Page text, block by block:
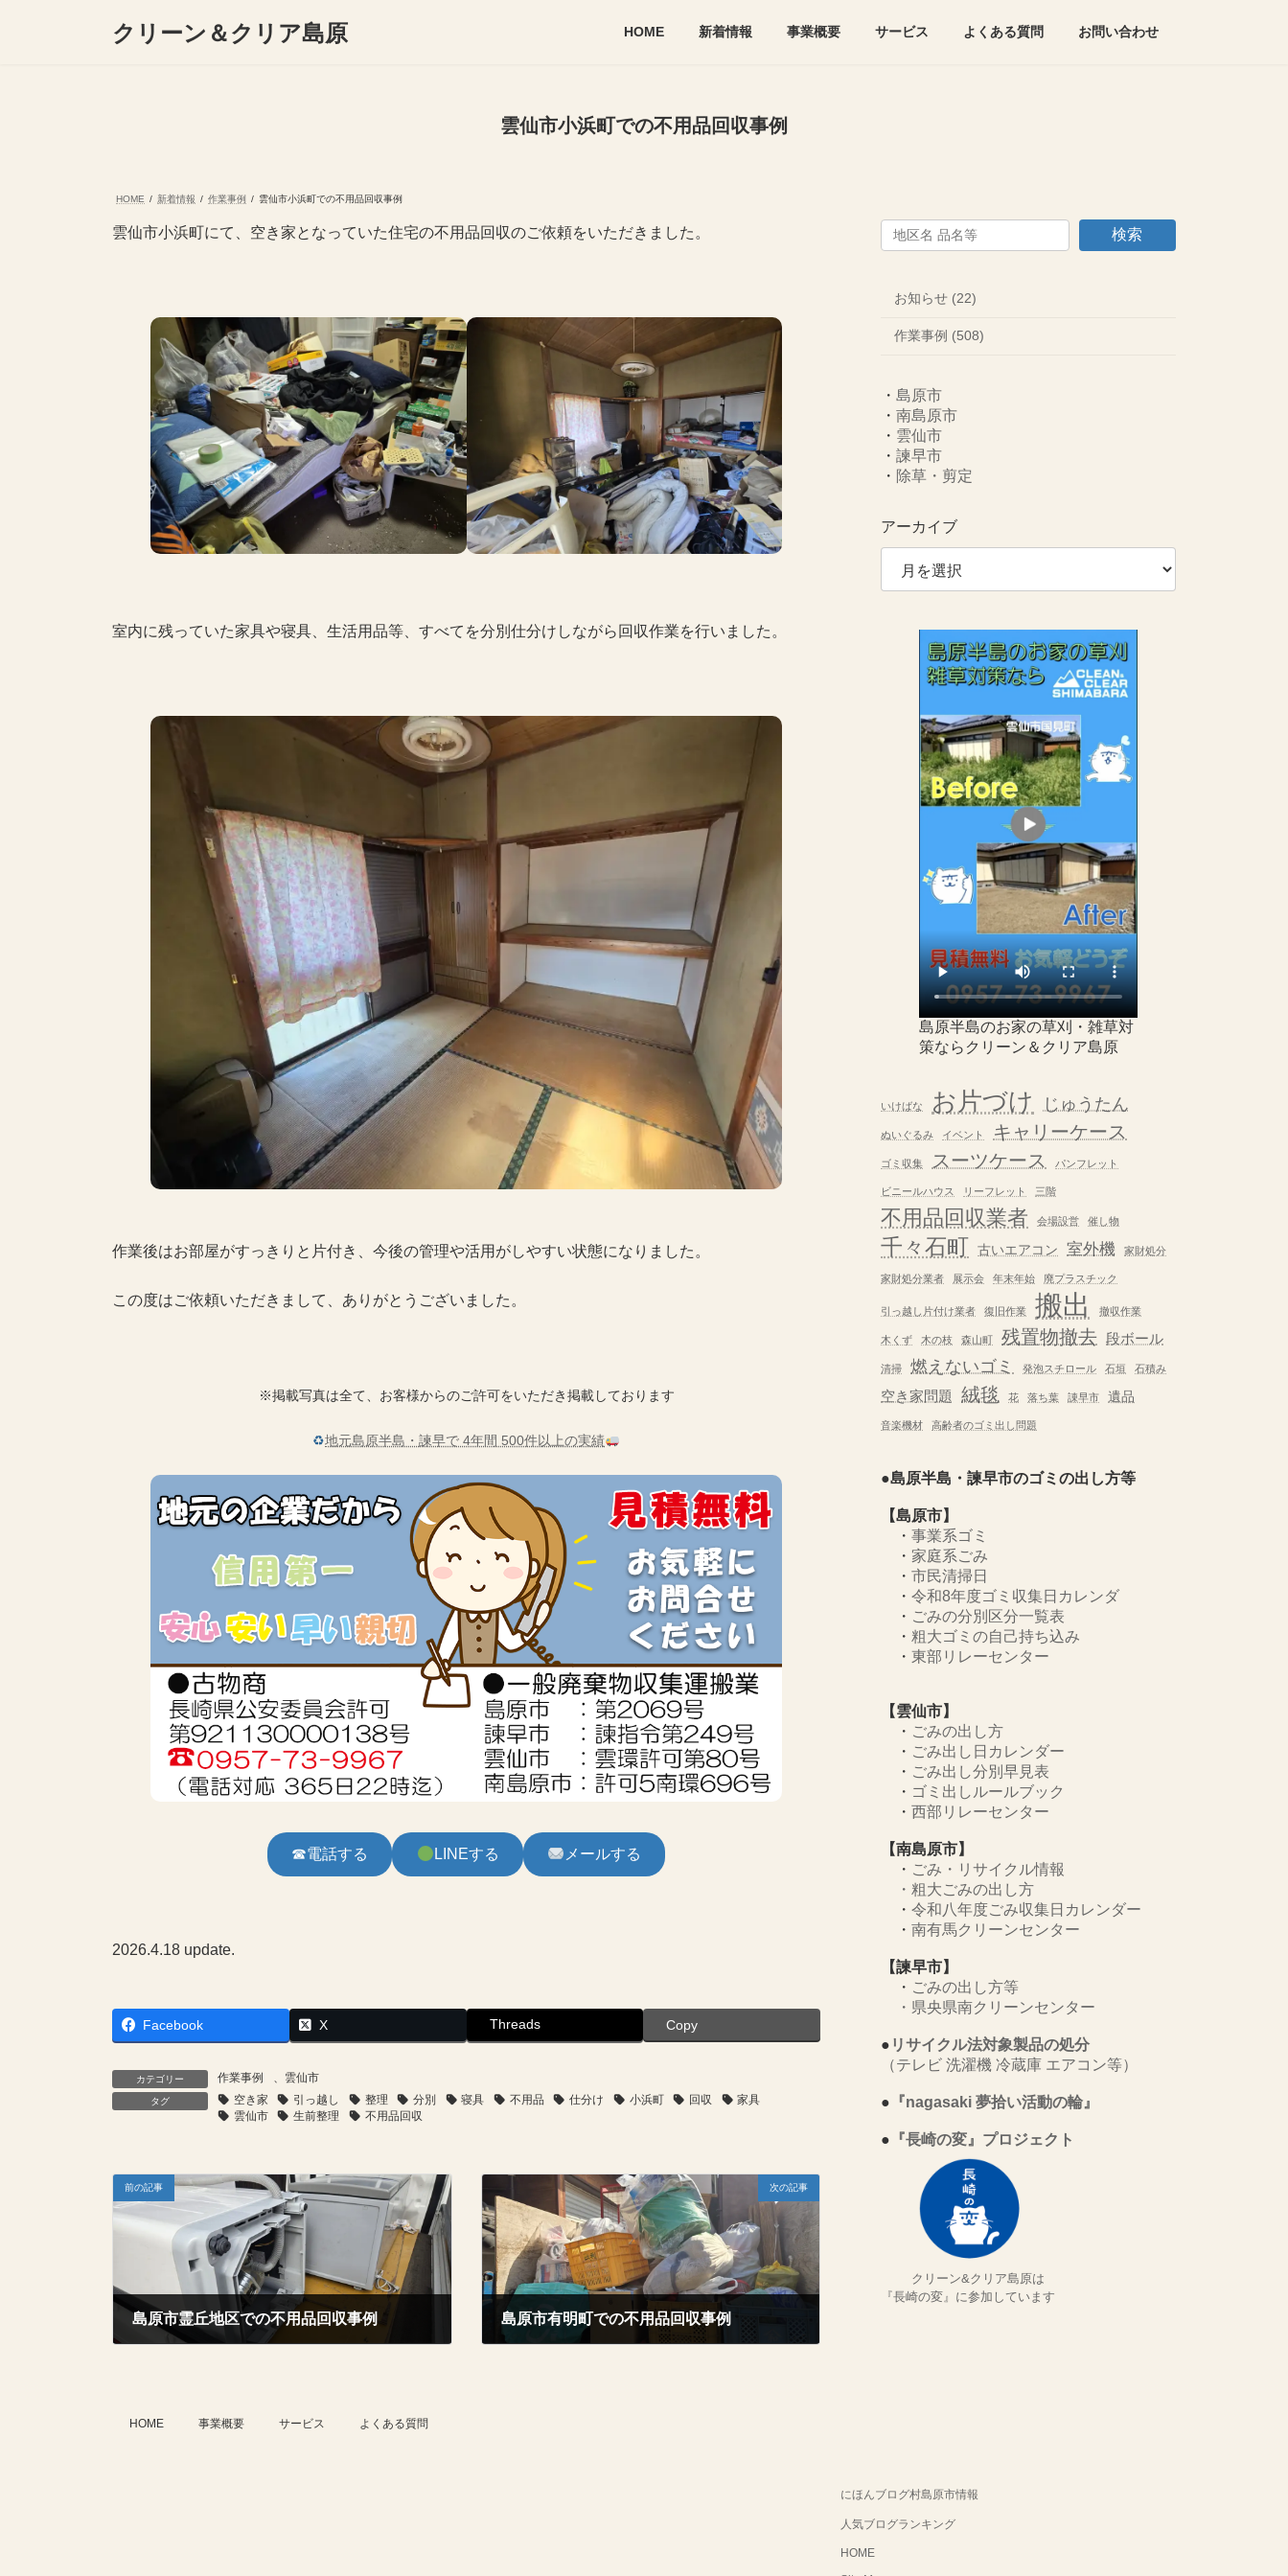
クリーン＆クリア島原 HOME 新着情報 事業概要 サービス よくある質問 お問い合わせ
雲仙市小浜町での不用品回収事例
HOME 新着情報 作業事例 雲仙市小浜町での不用品回収事例
雲仙市小浜町にて、空き家となっていた住宅の不用品回収のご依頼をいただきました。
室内に残っていた家具や寝具、生活用品等、すべてを分別仕分けしながら回収作業を行いました。
作業後はお部屋がすっきりと片付き、今後の管理や活用がしやすい状態になりました。
この度はご依頼いただきまして、ありがとうございました。
※掲載写真は全て、お客様からのご許可をいただき掲載しております
♻地元島原半島・諫早で 4年間 500件以上の実績
☎電話する LINEする メールする
2026.4.18 update.
Facebook X Threads Copy
カテゴリー 作業事例 雲仙市
タグ 空き家 引っ越し 整理 分別 寝具 不用品 仕分け 小浜町 回収
家具
雲仙市
生前整理 不用品回収
前の記事
島原市霊丘地区での不用品回収事例
次の記事
島原市有明町での不用品回収事例
検索
お知らせ (22)
作業事例 (508)
・島原市
・南島原市
・ 雲仙市
・諫早市
・ 除草・剪定
アーカイブ
島原半島のお家の草刈・雑草対
策ならクリーン＆クリア島原
いけばな お片づけ じゅうたん
ぬいぐるみ イベント キャリーケース
ゴミ収集 スーツケース パンフレット
ビニールハウス リーフレット 三階
不用品回収業者 会場設営 催し物
千々石町 古いエアコン 室外機 家財処分
家財処分業者 展示会 年末年始 廃プラスチック
引っ越し片付け業者 復旧作業 搬出 撤収作業
木くず 木の枝 森山町 残置物撤去 段ボール
清掃 燃えないゴミ 発泡スチロール 石垣 石積み
空き家問題 絨毯 花 落ち葉 諌早市 遺品
音楽機材 高齢者のゴミ出し問題
●島原半島・諫早市のゴミの出し方等
【島原市】
・事業系ゴミ
・ 家庭系ごみ
・市民清掃日
・令和8年度ゴミ収集日カレンダ
・ ごみの分別区分一覧表
・粗大ゴミの自己持ち込み
・東部リレーセンター
【雲仙市】
・ ごみの出し方
・ ごみ出し日カレンダー
・ ごみ出し分別早見表
・ ゴミ出しルールブック
・西部リレーセンター
【南島原市】
・ ごみ・リサイクル情報
・粗大ごみの出し方
・令和八年度ごみ収集日カレンダー
・南有馬クリーンセンター
【諫早市】
・ ごみの出し方等
・ 県央県南クリーンセンター
● リサイクル法対象製品の処分
（テレビ 洗濯機 冷蔵庫 エアコン等）
● 『nagasaki 夢拾い活動の輪』
● 『長崎の変』プロジェクト
クリーン&クリア島原は
『長崎の変』に参加しています
HOME 事業概要 サービス よくある質問
にほんブログ村島原市情報
人気ブログランキング
HOME